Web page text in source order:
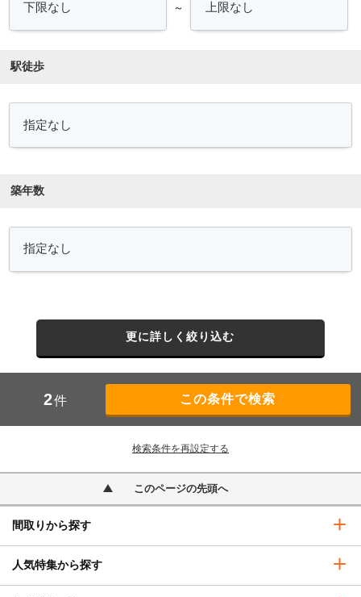
～
駅徒歩
築年数
更に詳しく絞り込む
2件
検索条件を再設定する
このページの先頭へ
間取りから探す
人気特集から探す